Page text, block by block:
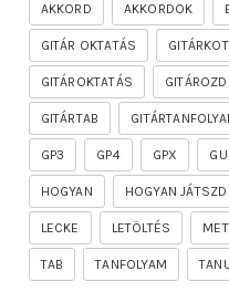
AKKORD AKKORDOK
GITÁR OKTATÁS
GITÁROKTATÁS
GITÁRTAB
GP3 GP4 GPX
HOGYAN HOGYAN JÁTSZD
LECKE LETÖLTÉS
TAB TANFOLYAM